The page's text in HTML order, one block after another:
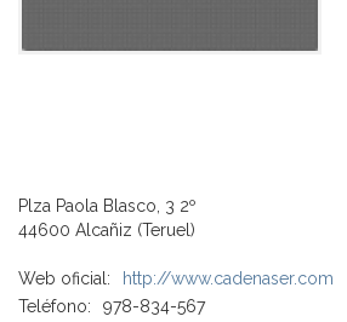
Plza Paola Blasco, 3 2º
44600 Alcañiz (Teruel)
Web oficial:
http://www.cadenaser.com
Teléfono:
978-834-567